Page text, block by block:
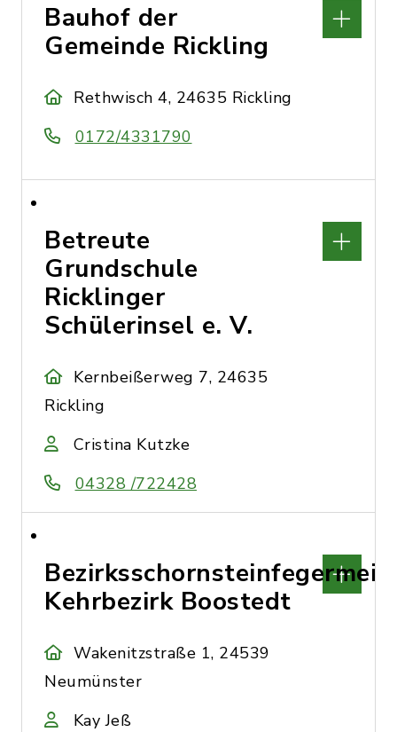
Bauhof der
Gemeinde Rickling
Rethwisch 4, 24635 Rickling
0172/4331790
Betreute
Grundschule
Ricklinger
Schülerinsel e. V.
Kernbeißerweg 7, 24635
Rickling
Cristina Kutzke
04328 /722428
Kehrbezirk Boostedt
Wakenitzstraße 1, 24539
Neumünster
Kay Jeß